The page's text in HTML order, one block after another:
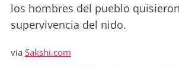
los hombres del pueblo
supervivencia del nido.
via Sakshi.com